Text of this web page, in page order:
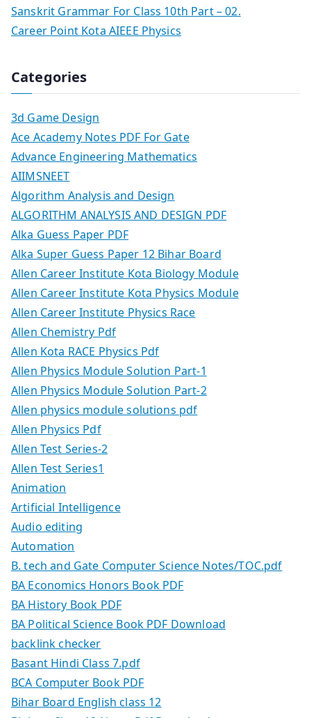
Sanskrit Grammar For Class 10th Part – 02.
Career Point Kota AIEEE Physics
Categories
3d Game Design
Ace Academy Notes PDF For Gate
Advance Engineering Mathematics
AIIMSNEET
Algorithm Analysis and Design
ALGORITHM ANALYSIS AND DESIGN PDF
Alka Guess Paper PDF
Alka Super Guess Paper 12 Bihar Board
Allen Career Institute Kota Biology Module
Allen Career Institute Kota Physics Module
Allen Career Institute Physics Race
Allen Chemistry Pdf
Allen Kota RACE Physics Pdf
Allen Physics Module Solution Part-1
Allen Physics Module Solution Part-2
Allen physics module solutions pdf
Allen Physics Pdf
Allen Test Series-2
Allen Test Series1
Animation
Artificial Intelligence
Audio editing
Automation
B. tech and Gate Computer Science Notes/TOC.pdf
BA Economics Honors Book PDF
BA History Book PDF
BA Political Science Book PDF Download
backlink checker
Basant Hindi Class 7.pdf
BCA Computer Book PDF
Bihar Board English class 12